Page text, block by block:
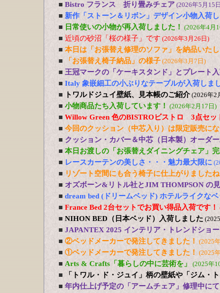
■ Bistro フランス 折り畳みチェア (2026年5月15
■ 新作「ストーン＆リボン」デザイン小物入荷
■ 日常使いの小物が再入荷しました！ (2026年4月
■ 近頃の砂沼「桜の様子」です (2026年3月26日)
■ 本日は「お張替え修理のソファ」を納品いた
■
「お張替え椅子納品」の様子 (2026年3月7日)
■ 王冠マークの「ケーキスタンド」とプレート
■ Italy 象嵌細工の小ぶりなテーブルが入荷しま
■
トワルドジュイ壁紙、見本帳のご紹介 (2026年2
■ 小物商品たち入荷しています！ (2026年2月17日)
■ Willow Green 色のBISTROビストロ 3点セッ
■ 今回のクッション（中芯入り）は限定販売に
■ クッション・カバー＆中芯（日本製）オーダ
■ 本日お渡しの「お張替えダイニングチェア」
■ レースカーテンの美しさ・・・魅力最大限に
■ リゾート空間にも合う椅子に仕上がりましたね
■ オズボーン&リトル社とJIM THOMPSON の
■ dream bed (ドリームベッド) ホテルライクな
■ France Bed 2台セットでお買い得品入荷です！
■ NIHON BED（日本ベッド）入荷しました
■ JAPANTEX 2025 インテリア・トレンドショー
■ ②ベッドメーカーで発注してきました！ (2025
■ ①ベッドメーカーで発注してきました！ (2025
■ Arts & Crafts「暮らしの中に芸術を」 (2025年
■
「トワル・ド・ジュイ」柄の壁紙や「ジム・
■ 年内仕上げ予定の「アームチェア」修理中にて